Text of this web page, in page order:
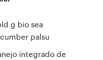
g bio sea
palsu
integrado de